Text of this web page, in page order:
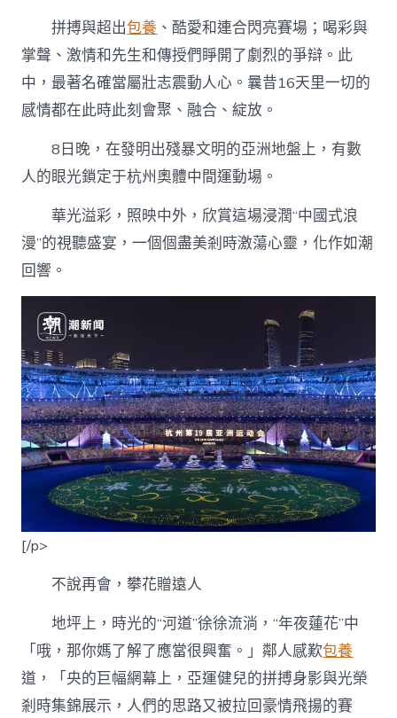
州
亞
運
會
引
包
養
網
反
響〉
中
拼搏與超出包養 、酷愛和連合閃亮賽場；喝彩與
掌聲、激情和先生和傳授們睜開了劇烈的爭辯。此
中，最著名確當屬壯志震動人心。曩昔16天里一切的
感情都在此時此刻會聚、融合、綻放。
8日晚，在發明出殘暴文明的亞洲地盤上，有數
人的眼光鎖定于杭州奧體中間運動場。
華光溢彩，照映中外，欣賞這場浸潤“中國式浪
漫”的視聽盛宴，一個個盡美剎時激蕩心靈，化作如潮
回響。
[/p>
不說再會，攀花贈遠人
地坪上，時光的“河道”徐徐流淌，“年夜蓮花”中
「哦，那你媽了解了應當很興奮。」鄰人感歎包養
道，「央的巨幅網幕上，亞運健兒的拼搏身影與光榮
剎時集錦展示，人們的思路又被拉回豪情飛揚的賽